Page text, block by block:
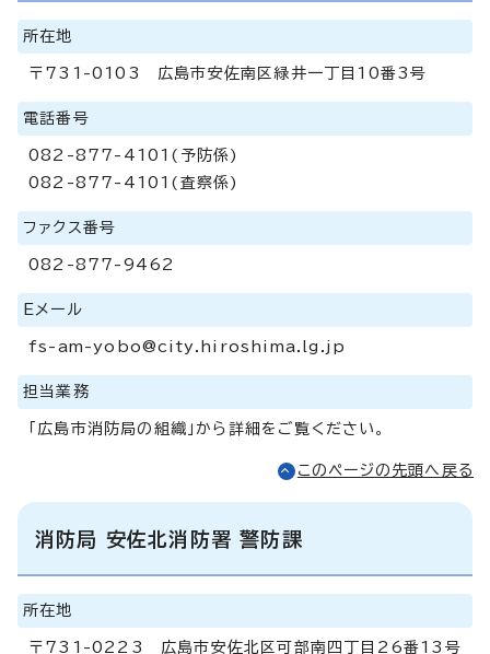
所在地
〒731-0103 広島市安佐南区緑井一丁目10番3号
電話番号
082-877-4101(予防係)
082-877-4101(査察係)
ファクス番号
082-877-9462
Eメール
fs-am-yobo@city.hiroshima.lg.jp
担当業務
「広島市消防局の組織」から詳細をご覧ください。
このページの先頭へ戻る
消防局 安佐北消防署 警防課
所在地
〒731-0223 広島市安佐北区可部南四丁目26番13号